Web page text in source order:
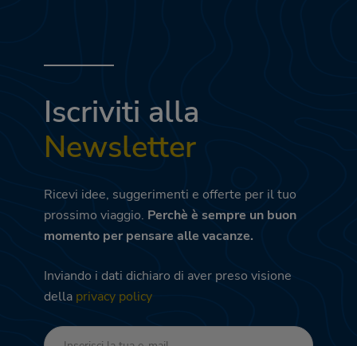
Iscriviti alla
Newsletter
Ricevi idee, suggerimenti e offerte per il tuo
prossimo viaggio. Perchè è sempre un buon
momento per pensare alle vacanze.
Inviando i dati dichiaro di aver preso visione
della privacy policy